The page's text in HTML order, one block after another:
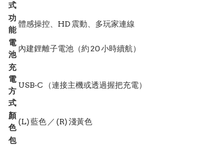
式
功
能
體感操控、HD 震動、多玩家連線
電
池
內建鋰離子電池（約 20 小時續航）
充
電
方
式
USB‑C （連接主機或透過握把充電）
顏
色
(L) 藍色 ／ (R) 淺黃色
包